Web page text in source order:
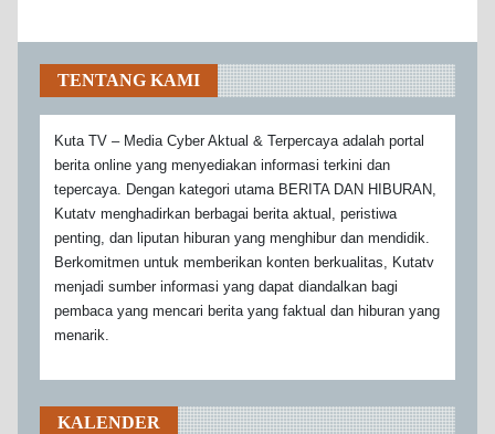
TENTANG KAMI
Kuta TV – Media Cyber Aktual & Terpercaya adalah portal
berita online yang menyediakan informasi terkini dan
tepercaya. Dengan kategori utama BERITA DAN HIBURAN,
Kutatv menghadirkan berbagai berita aktual, peristiwa
penting, dan liputan hiburan yang menghibur dan mendidik.
Berkomitmen untuk memberikan konten berkualitas, Kutatv
menjadi sumber informasi yang dapat diandalkan bagi
pembaca yang mencari berita yang faktual dan hiburan yang
menarik.
KALENDER